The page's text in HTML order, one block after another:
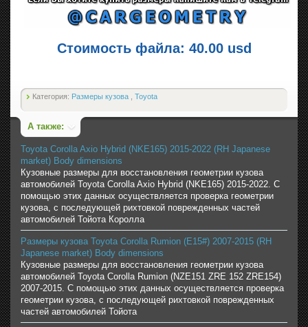
Стоимость файла: 40.00 usd
Категория: Размеры кузова Toyota
А также:
Toyota Corolla Axio Hybrid (NKE165) 2015-2022 (RH Japanese
market) Body dimensions
Кузовные размеры для восстановления геометрии кузова
автомобилей Toyota Corolla Axio Hybrid (NKE165) 2015-2022. С
помощью этих данных осуществляется проверка геометрии
кузова, с последующей рихтовкой поврежденных частей
автомобилей Тойота Королла
Размеры кузова Toyota Corolla Rumion (E15#) 2007-2015 (RH
Japanese market) Body dimensions
Кузовные размеры для восстановления геометрии кузова
автомобилей Toyota Corolla Rumion (NZE151 ZRE 152 ZRE154)
2007-2015. С помощью этих данных осуществляется проверка
геометрии кузова, с последующей рихтовкой поврежденных
частей автомобилей Тойота